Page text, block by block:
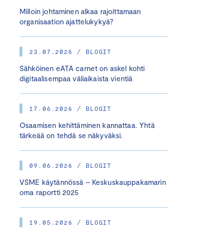
Milloin johtaminen alkaa rajoittamaan
organisaation ajattelukykyä?
23.07.2026 / BLOGIT
Sähköinen eATA carnet on askel kohti
digitaalisempaa väliaikaista vientiä
17.06.2026 / BLOGIT
Osaamisen kehittäminen kannattaa. Yhtä
tärkeää on tehdä se näkyväksi.
09.06.2026 / BLOGIT
VSME käytännössä – Keskuskauppakamarin
oma raportti 2025
19.05.2026 / BLOGIT